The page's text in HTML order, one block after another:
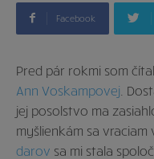
Facebook
Pred pár rokmi som
Ann Voskampovej .
jej posolstvo ma
myšlienkám sa vraciam
darov sa mi stala